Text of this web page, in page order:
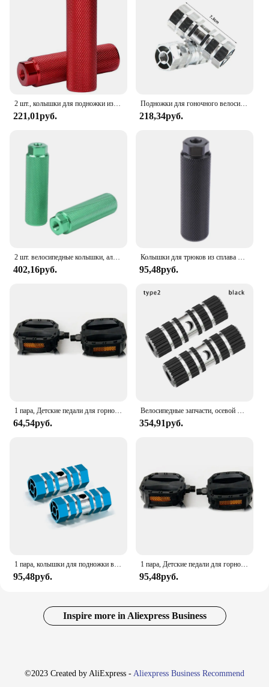
2 шт., колышки для подножки из алюминиевого сплава, 3/8 дюйма
221,01руб.
Подножки для гоночного велосипеда, сменные подножки для горного велосипеда, 1 пара велосипедных педалей из алюминиевого сплава, велосипедные аксессуары, новинка
218,34руб.
2 шт. велосипедные колышки, алюминиевый сплав, противоскользящая свинцовая ножка для велосипеда, подходит для 3/8 дюймовых осей, велосипедные колышки, противоскользящие свинцовые подставки, колышки
402,16руб.
Колышки для трюков из сплава 1 шт., подставки для BMX велосипеда, 3, 8 дюймов, осевые, велосипедные колышки, противоскользящие, свинцовые, подставки, велосипедные аксессуары
95,48руб.
64,54руб. 354,91руб.
95,48руб.
1 пара, Детские педали для горного велосипеда
95,48руб.
Inspire more in Aliexpress Business
©2023 Created by AliExpress - Aliexpress Business Recommend